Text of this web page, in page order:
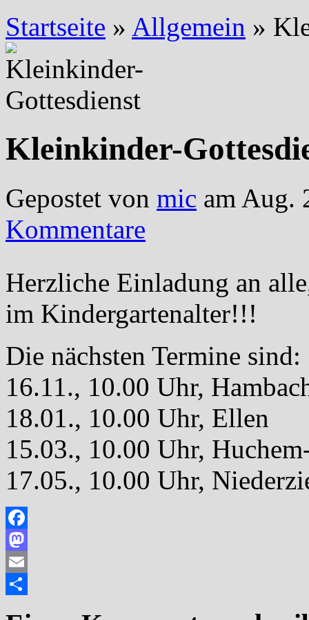
Startseite » Allgemein »
Kleinkinder-
Gepostet von mic am Aug.
Kommentare
Herzliche Einladung an
im Kindergartenalter!!!
Die nächsten Termine sind:
16.11., 10.00 Uhr,
18.01., 10.00 Uhr, Ellen
15.03., 10.00 Uhr,
17.05., 10.00 Uhr,
Facebook
Mastodon
Email